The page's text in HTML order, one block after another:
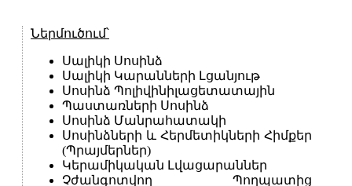
Ներմուծում՝
Սալիկի Սոսինձ
Սալիկի Կարանների Լցանյութ
Սոսինձ Պոլիվինիլացետատային
Պաստառների Սոսինձ
Սոսինձ Մանրահատակի
Սոսինձների և Հերմետիկների Հիմքեր
(Պրայմերներ)
Կերամիկական Լվացարաններ
Չժանգոտվող Պողպատից